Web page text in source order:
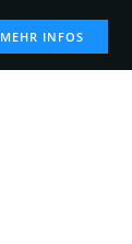
MEHR INFOS